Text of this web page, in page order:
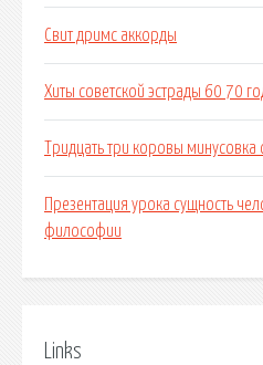
Свит дримс аккорды
Хиты советской эстрады 60 70
Тридцать три коровы минусовка
Презентация урока сущность
философии
Links